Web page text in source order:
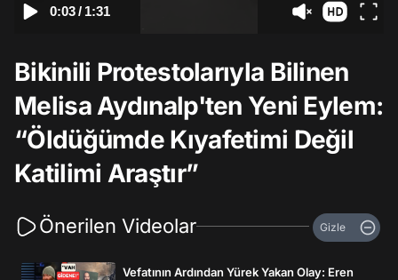
0:03/ 1:31
Bikinili Protestolarıyla Bilinen
Melisa Aydınalp'ten Yeni Eylem:
“Öldüğümde Kıyafetimi Değil
Katilimi Araştır”
Önerilen Videolar Gizle
Vefatının Ardından Yürek Yakan Olay: Eren